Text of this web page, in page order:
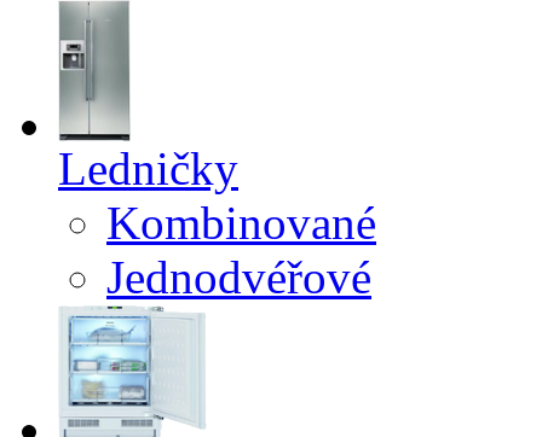
Ledničky
Kombinované
Jednodvéřové